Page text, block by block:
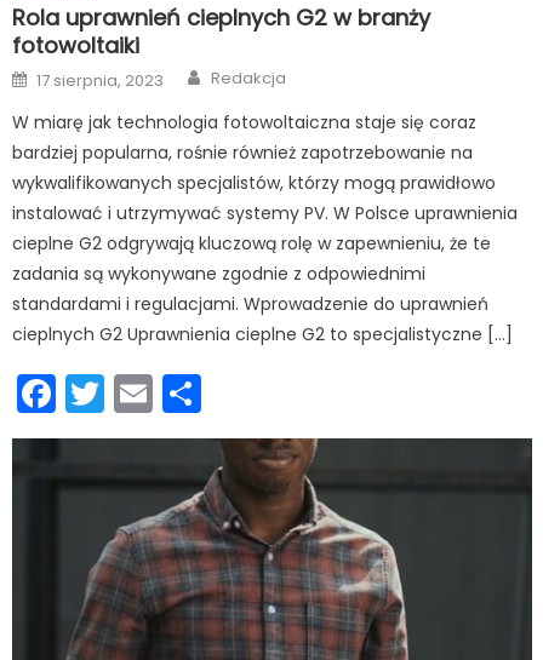
Rola uprawnień cieplnych G2 w branży
fotowoltaiki
Posted
on
17 sierpnia, 2023 Author
Redakcja
W miarę jak technologia fotowoltaiczna staje się coraz
bardziej popularna, rośnie również zapotrzebowanie na
wykwalifikowanych specjalistów, którzy mogą prawidłowo
instalować i utrzymywać systemy PV. W Polsce uprawnienia
cieplne G2 odgrywają kluczową rolę w zapewnieniu, że te
zadania są wykonywane zgodnie z odpowiednimi
standardami i regulacjami. Wprowadzenie do uprawnień
cieplnych G2 Uprawnienia cieplne G2 to specjalistyczne […]
Facebook
Twitter
Email
się